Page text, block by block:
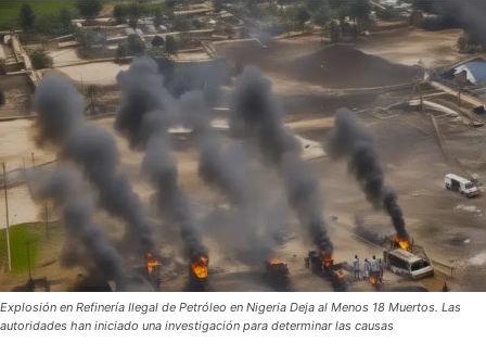
Explosión en Refinería Ilegal de Petróleo en Nigeria Deja al Menos 18 Muertos. Las
autoridades han iniciado una investigación para determinar las causas